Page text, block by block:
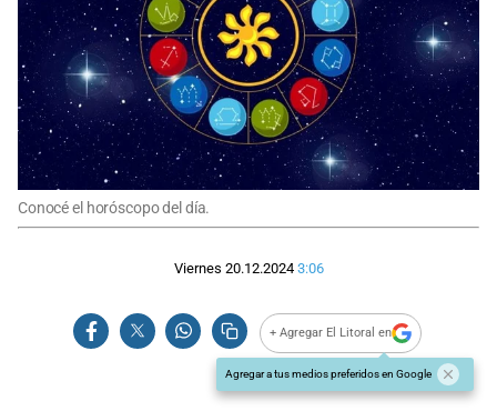
Conocé el horóscopo del día.
Viernes 20.12.2024 3:06
+ Agregar El Litoral en
Agregar a tus medios preferidos en Google